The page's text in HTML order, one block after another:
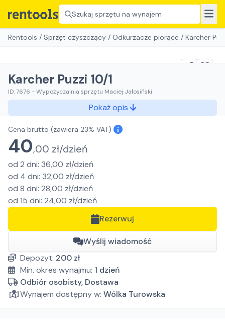
Szukaj sprzętu na wynajem
Rentools / Sprzęt czyszczący / Odkurzacze piorące / Karcher
Karcher Puzzi 10/1
ID:7676 -Wypożyczalnia sprzętu Maciej Jałosiński
Pokaż opis
Cena brutto (zawiera 23% VAT)
40,00 zł/dzień
od 2 dni: 36,00 zł/dzień
od 4 dni: 32,00 zł/dzień
od 8 dni: 28,00 zł/dzień
od 15 dni: 24,00 zł/dzień
Rezerwuj
Wyślij wiadomość
Depozyt: 200 zł
Min. okres wynajmu: 1 dzień
Odbiór osobisty, Dostawa
Wynajem dostępny w: Wólka Turowska